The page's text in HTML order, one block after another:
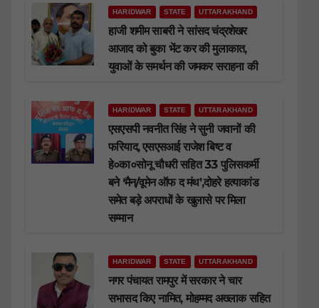
HARIDWAR STATE UTTARAKHAND
हाजी शमीम साबरी ने सांसद चंद्रशेखर
आजाद को बुका भेंट कर की मुलाकात,
युवाओं के समर्थन की जमकर सराहना की
HARIDWAR STATE UTTARAKHAND
एसएसपी नवनीत सिंह ने सुनी जवानों की
फरियाद, एसएसआई राजेश बिष्ट व
हे०का०सोनू चौधरी सहित 33 पुलिसकर्मी
बने ‘मैन/वूमेन ऑफ द मंथ’,दोहरे हत्याकांड
समेत बड़े अपराधों के खुलासे पर मिला
सम्मान
HARIDWAR STATE UTTARAKHAND
नगर पंचायत रामपुर में सरकार ने चार
सभासद किए नामित, मोहम्मद अख्लाक सहित